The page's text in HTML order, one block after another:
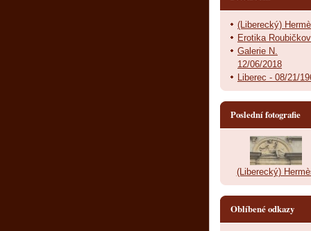
(Liberecký)
Erotika
Galerie N.
12/06/2018
Liberec - 08/21/
Poslední fotografie
(Liberecký)
Oblíbené odkazy